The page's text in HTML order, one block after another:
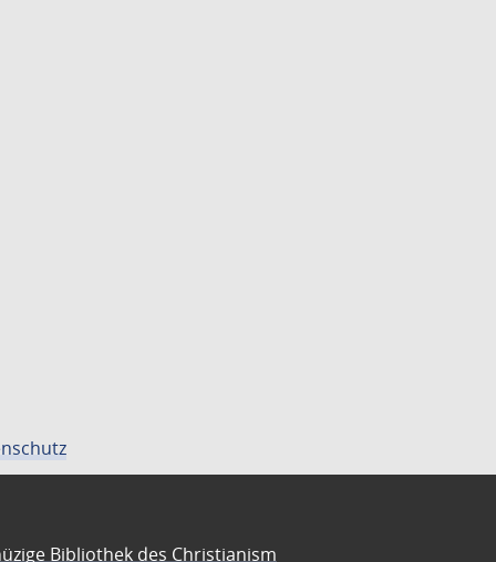
Bibliothek des Christianism